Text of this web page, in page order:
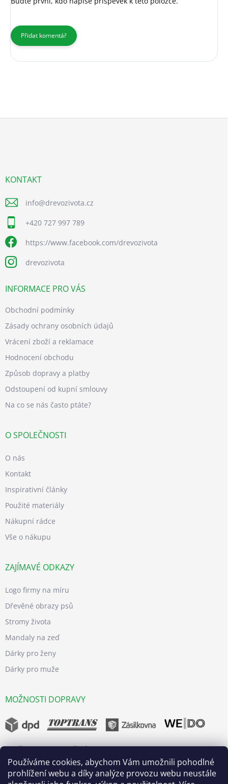
Používáme cookies, abychom Vám umožnili pohodlné
prohlížení webu a díky analýze provozu webu neustále
Přidat komentář
Z
KONTAKT
info@drevozivota.cz
+420 727 997 789
https://www.facebook.com/drevozivota
drevozivota
INFORMACE PRO VÁS
Obchodní podmínky
Zásady ochrany osobních údajů
Vrácení zboží a reklamace
Hodnocení obchodu
Způsob dopravy a platby
Odstoupení od kupní smlouvy
Na co se nás často ptáte?
O SPOLEČNOSTI
O nás
Kontakt
Inspirativní články
Použité materiály
Nákupní rádce
Vše o nákupu
ZAJÍMAVÉ ODKAZY
Logo firmy na míru
Dřevěné obrazy psů
Stromy života
Mandaly na zeď
Dárky pro ženy
Dárky pro muže
MOŽNOSTI DOPRAVY